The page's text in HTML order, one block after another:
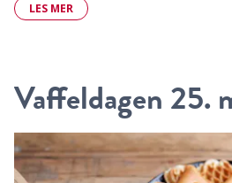
LES MER
Vaffeldagen 25.